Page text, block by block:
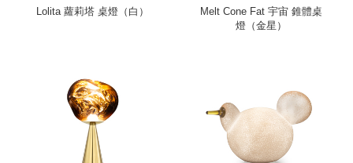
Lolita 蘿莉塔 桌燈（白） more
Melt Cone Fat 宇宙 錐體桌
燈（金星）